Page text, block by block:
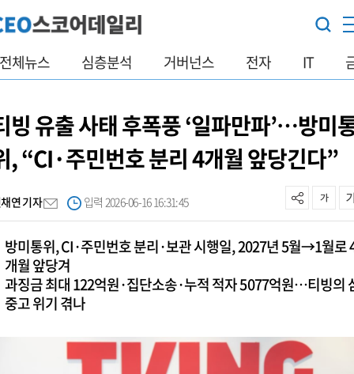
전체뉴스 심층분석 거버넌스 전자 IT
빙 유출 사태 후폭풍 ‘일파만파’…방미
, “CI·주민번호 분리 4개월 앞당긴다”
연 기자 입력 2026-06-16 16:31:45
방미통위, CI·주민번호 분리·보관 시행일, 2027년 5월→1월로
개월 앞당겨
과징금 최대 122억원·집단소송·누적 적자 5077억원…티빙의
중고 위기 겪나